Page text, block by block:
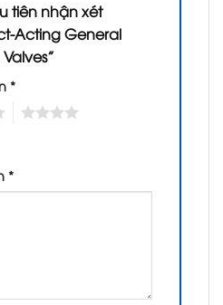
tiên nhận xét
Acting General
*
*